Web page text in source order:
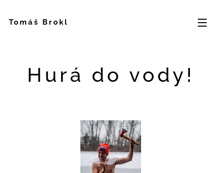
Tomáš Brokl
Hurá do vody!